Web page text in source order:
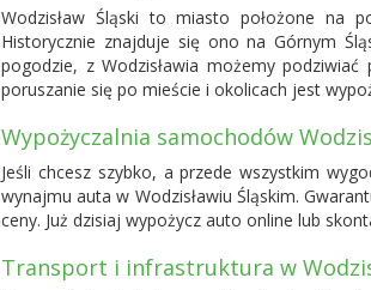
Wodzisław Śląski to miasto położone na
Historycznie znajduje się ono na Górnym
pogodzie, z Wodzisławia możemy
poruszanie się po mieście i okolicach jest
Wypożyczalnia samochodów
Jeśli chcesz szybko, a przede wszystkim
wynajmu auta w Wodzisławiu Śląskim.
ceny. Już dzisiaj wypożycz auto online lub
Transport i infrastruktura w